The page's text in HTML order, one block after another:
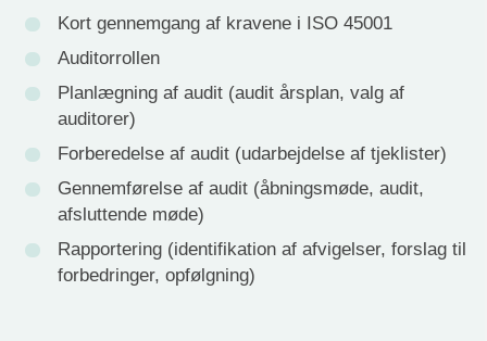
Kort gennemgang af kravene i ISO 45001
Auditorrollen
Planlægning af audit (audit årsplan, valg af
auditorer)
Forberedelse af audit (udarbejdelse af tjeklister)
Gennemførelse af audit (åbningsmøde, audit,
afsluttende møde)
Rapportering (identifikation af afvigelser, forslag til
forbedringer, opfølgning)